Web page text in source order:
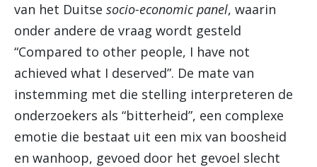
van het Duitse socio-economic panel, waarin
onder andere de vraag wordt gesteld
“Compared to other people, I have not
achieved what I deserved”. De mate van
instemming met die stelling interpreteren de
onderzoekers als “bitterheid”, een complexe
emotie die bestaat uit een mix van boosheid
en wanhoop, gevoed door het gevoel slecht